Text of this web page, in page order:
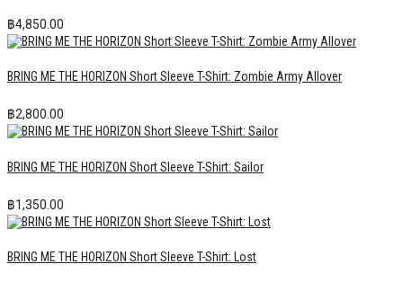
฿4,850.00
BRING ME THE HORIZON Short Sleeve T-Shirt: Zombie Army Allover
฿2,800.00
BRING ME THE HORIZON Short Sleeve T-Shirt: Sailor
฿1,350.00
BRING ME THE HORIZON Short Sleeve T-Shirt: Lost